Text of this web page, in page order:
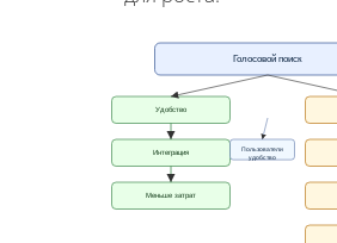
Голосовой поиск
Удобство
Интеграция
Меньше затрат
Пользователи
удобство